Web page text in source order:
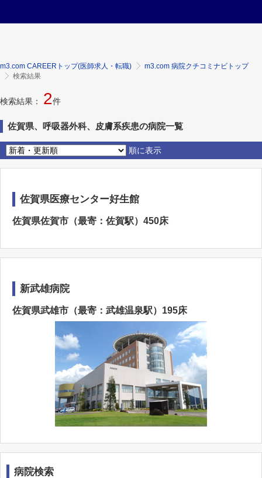
m3.com CAREERトップ(医師求人・転職)
m3.com 病院クチコミナビトップ
検索結果
検索結果： 2件
佐賀県、呼吸器外科、皮膚系疾患の病院一覧
順に表示
佐賀県医療センター好生館
佐賀県佐賀市（最寄：佐賀駅）450床
新武雄病院
佐賀県武雄市（最寄：武雄温泉駅）195床
病院検索